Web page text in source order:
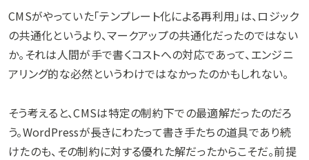
CMSがやっていた「テンプレート化による再利用」は、ロジック
の共通化というより、マークアップの共通化だったのではない
か。それは人間が手で書くコストへの対応であって、エンジニ
アリング的な必然というわけではなかったのかもしれない。
そう考えると、CMSは特定の制約下での最適解だったのだろ
う。WordPressが長きにわたって書き手たちの道具であり続
けたのも、その制約に対する優れた解だったからこそだ。前提